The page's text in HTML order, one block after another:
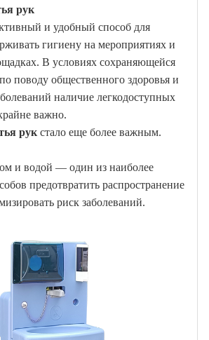
рук
и удобный способ для
гигиену на мероприятиях и
В условиях сохраняющейся
поводу общественного здоровья и
наличие легкодоступных
важно.
рук стало еще более важным.
и водой — один из наиболее
предотвратить распространение
риск заболеваний.